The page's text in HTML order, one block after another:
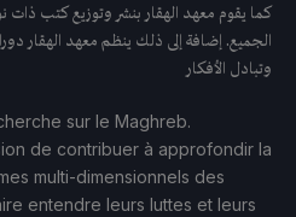
كما يقوم معهد الهقار بنشر وتوزيع كتب ذات
الجميع. إضافة إلى ذلك ينظم معهد الهقار
وتبادل الأفكار
sur le Maghreb.
de contribuer à approfondir la
multi-dimensionnels des
entendre leurs luttes et leurs